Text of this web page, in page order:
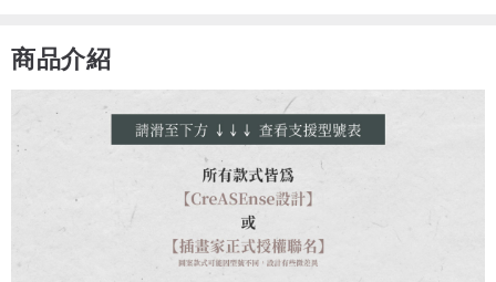
商品介紹